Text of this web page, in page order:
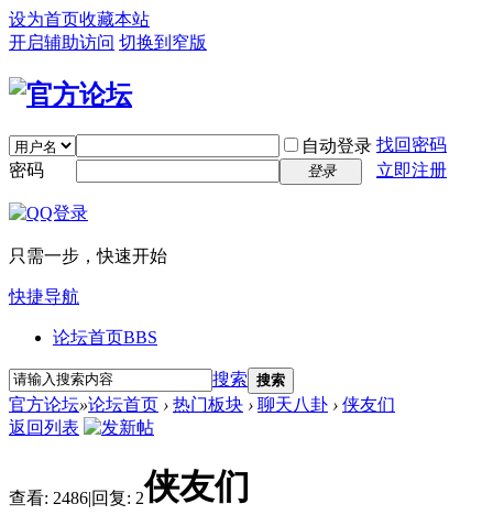
设为首页收藏本站
开启辅助访问 切换到窄版
自动登录 找回密码
密码
登录 立即注册
只需一步，快速开始
快捷导航
论坛首页BBS
搜索 搜索
官方论坛»论坛首页 › 热门板块 › 聊天八卦 › 侠友们
返回列表
查看: 2486|回复: 2侠友们